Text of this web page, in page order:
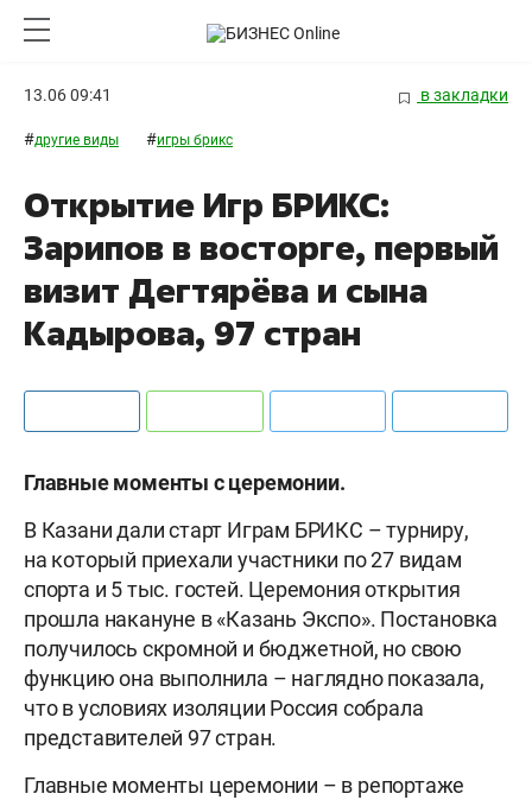
13.06 09:41 в закладки
#другие виды #игры брикс
Открытие Игр БРИКС:
Зарипов в восторге, первый
визит Дегтярёва и сына
Кадырова, 97 стран
Главные моменты с церемонии.
В Казани дали старт Играм БРИКС – турниру,
на который приехали участники по 27 видам
спорта и 5 тыс. гостей. Церемония открытия
прошла накануне в «Казань Экспо». Постановка
получилось скромной и бюджетной, но свою
функцию она выполнила – наглядно показала,
что в условиях изоляции Россия собрала
представителей 97 стран.
Главные моменты церемонии – в репортаже